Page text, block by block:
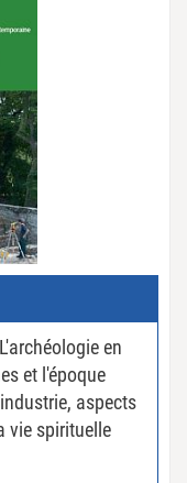
en
et l'époque
aspects
vie spirituelle